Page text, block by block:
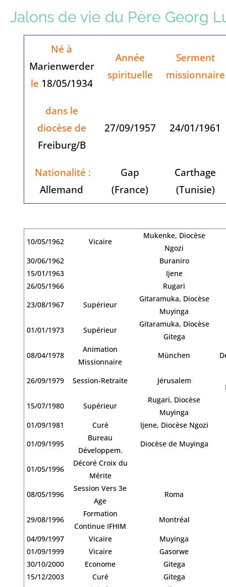
Jalons de vie du Père Georg
Né à
Marienwerder
le 18/05/1934
Année
spirituelle
Serment
missionnaire
dans le
diocèse de
Freiburg/B
27/09/1957 24/01/1961
Nationalité :
Allemand
Gap
(France)
Carthage
(Tunisie)
10/05/1962 Vicaire
Mukenke, Diocèse
Ngozi
30/06/1962
Buraniro
15/01/1963
Ijene
26/05/1966
Rugari
23/08/1967
Supérieur
Gitaramuka, Diocèse
Muyinga
01/01/1973
Supérieur
Gitaramuka, Diocèse
Gitega
08/04/1978
Animation
Missionnaire
München
26/09/1979 Session-Retraite Jérusalem
15/07/1980
Supérieur
Rugari, Diocèse
Muyinga
01/09/1981
Curé
Ijene, Diocèse Ngozi
01/09/1995
Bureau
Développem.
Diocèse de Muyinga
01/05/1996
Décoré Croix du
Mérite
08/05/1996
Session Vers 3e
Age
Roma
29/08/1996
Formation
Continue IFHIM
Montréal
04/09/1997
Vicaire
Muyinga
01/09/1999
Vicaire
Gasorwe
30/10/2000
Econome
Gitega
15/12/2003
Curé
Gitega